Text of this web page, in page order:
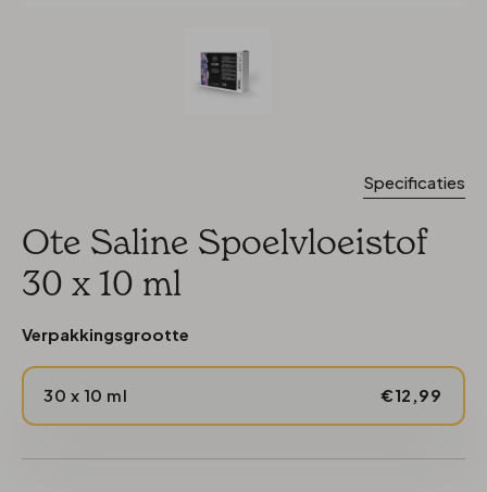
Specificaties
Ote Saline Spoelvloeistof
30 x 10 ml
Verpakkingsgrootte
30 x 10 ml €12,99